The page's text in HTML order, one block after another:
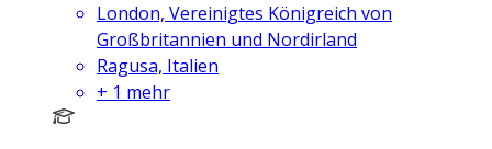
London, Vereinigtes Königreich von
Großbritannien und Nordirland
Ragusa, Italien
+ 1 mehr